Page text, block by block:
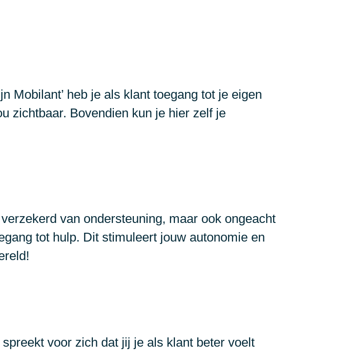
Mobilant’ heb je als klant toegang tot je eigen
zichtbaar. Bovendien kun je hier zelf je
van ondersteuning, maar ook ongeacht
tot hulp. Dit stimuleert jouw autonomie en
voor zich dat jij je als klant beter voelt